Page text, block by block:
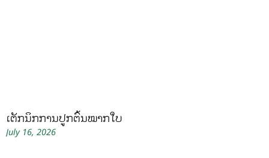
ເຕັກນິກການປູກຕົ້ນໝາກໃບ
July 16, 2026